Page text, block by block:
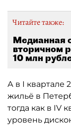
Читайте также:
Медианная
вторичном
10 млн
А в I квартале
жильё в
тогда как в IV
уровень